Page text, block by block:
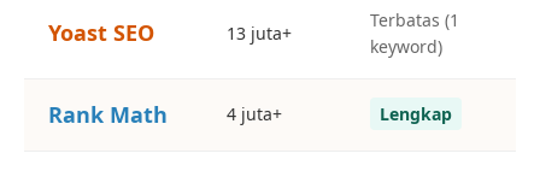
Yoast SEO 13 juta+
Terbatas (1
keyword)
Rank Math 4 juta+ Lengkap